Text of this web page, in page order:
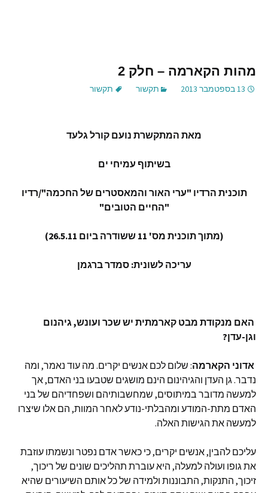
מהות הקארמה – חלק 2
13 בספטמבר 2013 תקשור תקשור
מאת המתקשרת נועם קורל גלעד
בשיתוף עמיחי ים
תוכנית הרדיו "ערי האור והמאסטרים של החכמה"/רדיו
"החיים הטובים"
(מתוך תוכנית מס' 11 ששודרה ביום 26.5.11)
עריכה לשונית: סמדר ברגמן
האם מנקודת מבט קארמתית יש שכר ועונש, גיהנום
וגן-עדן?
אדוני הקארמה: שלום לכם אנשים יקרים. מה עוד נאמר, ומה
נדבר. גן העדן והגיהינום הינם מושגים שטבעו בני האדם, אך
למעשה מדובר במיתוסים, שמחשבותיהם ושפחדיהם של בני
האדם מתת-המודע ומהבלתי-נודע לאחר המוות, הם אלו שיצרו
למעשה את הגישות האלה.
עליכם להבין, אנשים יקרים, כי כאשר אדם נפטר ונשמתו עוזבת
את גופו ועולה למעלה, היא עוברת תהליכים שונים של ריכוך,
זיכוך, התנקות, התבוננות ולמידה של כל אותם השיעורים שהיא